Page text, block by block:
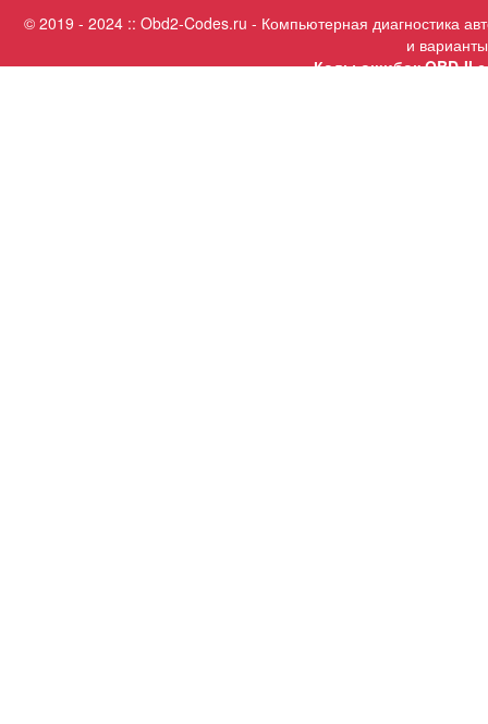
© 2019 - 2024 :: Obd2-Codes.ru - Компьютерная диагностика
и
Коды ошибок OBD-II